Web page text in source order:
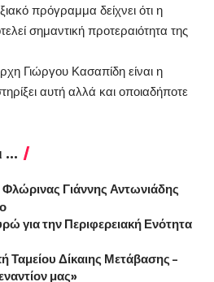
πρόγραμμα δείχνει ότι η
σημαντική προτεραιότητα της
Γιώργου Κασαπίδη είναι η
αυτή αλλά και οποιαδήποτε
...
Γιάννης Αντωνιάδης
για την Περιφερειακή Ενότητα
Ταμείου Δίκαιης Μετάβασης –
μας»